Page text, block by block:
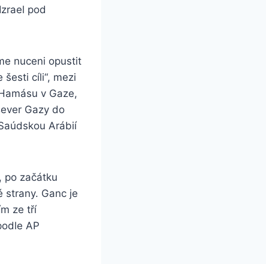
pod
nuceni opustit
šesti cíli“, mezi
v Gaze,
Gazy do
Arábií
po začátku
strany. Ganc je
ze tří
AP